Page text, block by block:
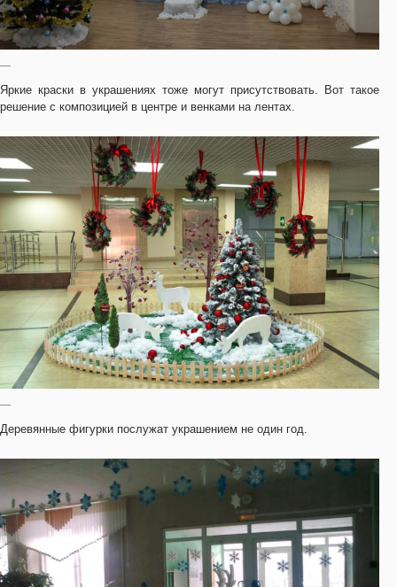
—
Яркие краски в украшениях тоже могут присутствовать. Вот такое
решение с композицией в центре и венками на лентах.
—
Деревянные фигурки послужат украшением не один год.